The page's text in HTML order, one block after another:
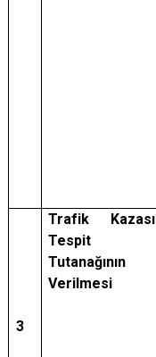
3
Trafik Kazası
Tespit
Tutanağının
Verilmesi